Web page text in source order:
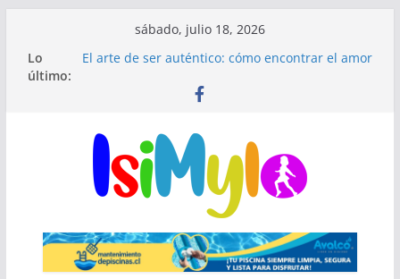
sábado, julio 18, 2026
Lo
último:
El arte de ser auténtico: cómo encontrar el amor
El fin de las rutinas infinitas: Por qué el
impecable
¿Qué significa ser hipocondríaco y cuándo
preocuparse?
El secreto de Madrid que millones de visitantes
pasan por alto
🎺 Mariachis Bogotá: precios y paquetes para
serenatas y eventos 🎶